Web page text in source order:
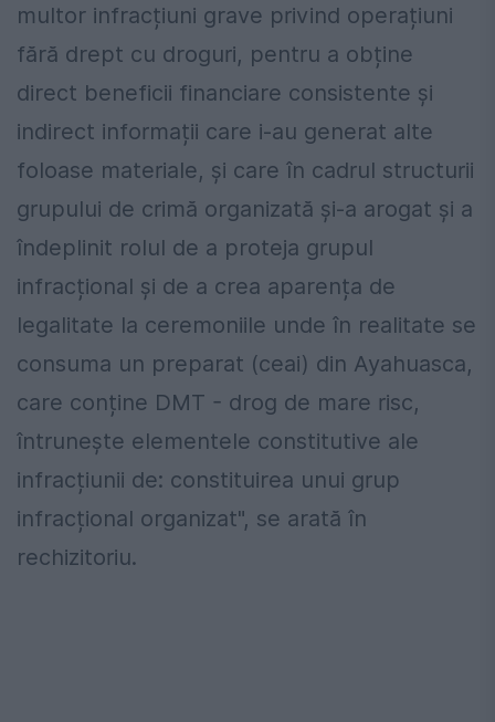
multor infracțiuni grave privind operațiuni
fără drept cu droguri, pentru a obține
direct beneficii financiare consistente și
indirect informații care i-au generat alte
foloase materiale, și care în cadrul structurii
grupului de crimă organizată și-a arogat și a
îndeplinit rolul de a proteja grupul
infracțional și de a crea aparența de
legalitate la ceremoniile unde în realitate se
consuma un preparat (ceai) din Ayahuasca,
care conține DMT - drog de mare risc,
întrunește elementele constitutive ale
infracțiunii de: constituirea unui grup
infracțional organizat", se arată în
rechizitoriu.